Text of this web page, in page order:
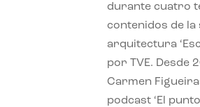
durante cuatro
contenidos de
arquitectura
por TVE. Desde
Carmen
podcast ‘El